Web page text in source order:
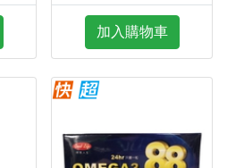
加入購物車